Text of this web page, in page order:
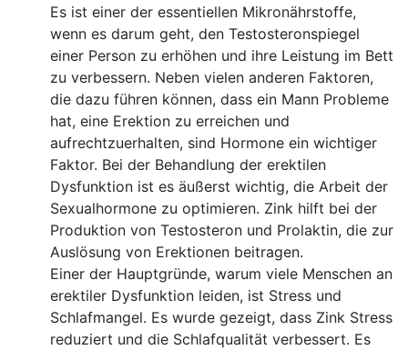
Es ist einer der essentiellen Mikronährstoffe,
wenn es darum geht, den Testosteronspiegel
einer Person zu erhöhen und ihre Leistung im Bett
zu verbessern. Neben vielen anderen Faktoren,
die dazu führen können, dass ein Mann Probleme
hat, eine Erektion zu erreichen und
aufrechtzuerhalten, sind Hormone ein wichtiger
Faktor. Bei der Behandlung der erektilen
Dysfunktion ist es äußerst wichtig, die Arbeit der
Sexualhormone zu optimieren. Zink hilft bei der
Produktion von Testosteron und Prolaktin, die zur
Auslösung von Erektionen beitragen.
Einer der Hauptgründe, warum viele Menschen an
erektiler Dysfunktion leiden, ist Stress und
Schlafmangel. Es wurde gezeigt, dass Zink Stress
reduziert und die Schlafqualität verbessert. Es